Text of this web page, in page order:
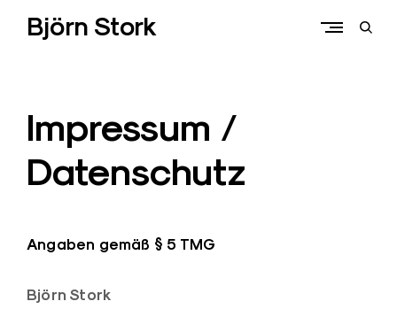
contentBjörn Stork
open
Impressum /
Datenschutz
Angaben gemäß § 5 TMG
Björn Stork